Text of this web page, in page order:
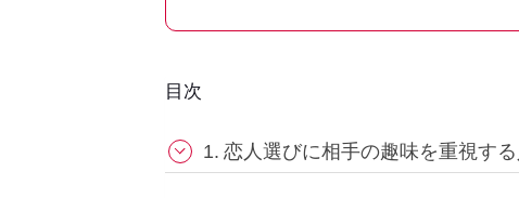
目次
恋人選びに相手の趣味を重視す